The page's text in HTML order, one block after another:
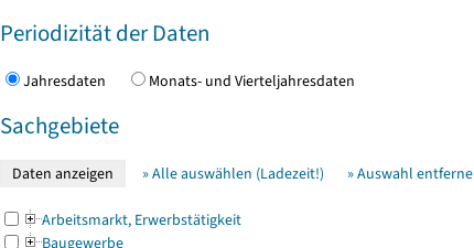
Periodizität der Daten
Jahresdaten Monats- und Vierteljahresdaten
Sachgebiete
» Alle auswählen (Ladezeit!) » Auswahl
Arbeitsmarkt, Erwerbstätigkeit
Baugewerbe